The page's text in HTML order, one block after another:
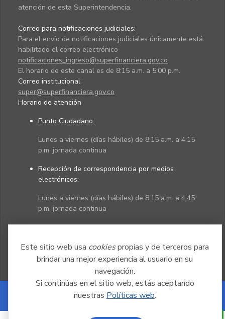
Este sitio web usa cookiespropias y de terceros para
brindar una mejor experiencia al usuario en su
navegación.
Si continúas en el sitio web, estás aceptando
nuestras Políticas web.
atención de esta Superintendencia.
Correo para notificaciones judiciales:
Para el envío de notificaciones judiciales únicamente está
habilitado el correo electrónico
notificaciones_ingreso@superfinanciera.gov.co
El horario de este canal es de 8:15 a.m. a 5:00 p.m.
Correo institucional:
super@superfinanciera.gov.co
Horario de atención
Punto Ciudadano:
Lunes a viernes (días hábiles) de 8:15 a.m. a 4:15
p.m. jornada continua
Recepción de correspondencia por medios
electrónicos:
Lunes a viernes (días hábiles) de 8:15 a.m. a 4:45
p.m. jornada continua
Powered by Nexura